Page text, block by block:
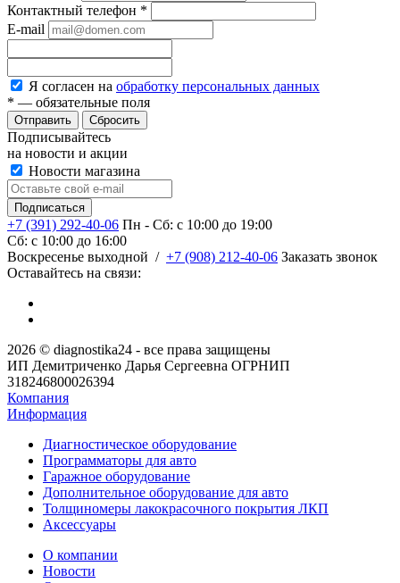
Контактный телефон *
E-mail
Я согласен на обработку персональных данных
* — обязательные поля
Сбросить
Подписывайтесь
на новости и акции
Новости магазина
+7 (391) 292-40-06 Пн - Сб: c 10:00 до 19:00
Сб: c 10:00 до 16:00
​Воскресенье выходной / +7 (908) 212-40-06 Заказать звонок
Оставайтесь на связи:
2026 © diagnostika24 - все права защищены
ИП Демитриченко Дарья Сергеевна ОГРНИП
318246800026394
Компания
Информация
Диагностическое оборудование
Программаторы для авто
Гаражное оборудование
Дополнительное оборудование для авто
Толщиномеры лакокрасочного покрытия ЛКП
Аксессуары
О компании
Новости